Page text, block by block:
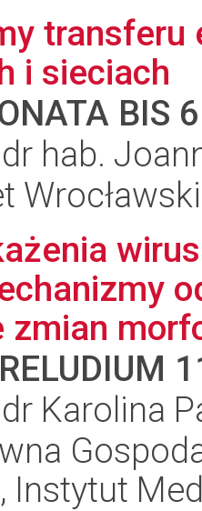
transferu
i sieciach
BIS 6
hab.
zmian
Karolina
Instytut